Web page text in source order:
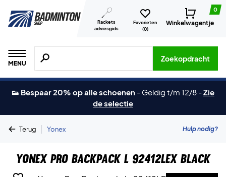
Rackets
adviesgids
Favorieten
(0)
0
Winkelwagentje
MENU
Zoeken naar producten, merken etc.
Zoekopdracht
👟 Bespaar 20% op alle schoenen - Geldig t/m 12/8 -Zie
de selectie
Terug | Yonex Hulp nodig?
Yonex Pro Backpack L 92412LEX Black